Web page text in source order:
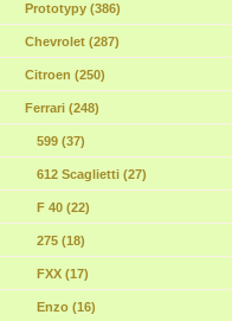
Prototypy (386)
Chevrolet (287)
Citroen (250)
Ferrari (248)
599 (37)
612 Scaglietti (27)
F 40 (22)
275 (18)
FXX (17)
Enzo (16)